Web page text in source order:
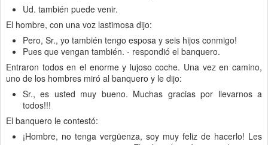
Ud. también puede venir.
El hombre, con una voz lastimosa dijo:
Pero, Sr., yo también tengo esposa y seis hijos conmigo!
Pues que vengan también. - respondió el banquero.
Entraron todos en el enorme y lujoso coche. Una vez en camino,
uno de los hombres miró al banquero y le dijo:
Sr., es usted muy bueno. Muchas gracias por llevarnos a
todos!!!
El banquero le contestó:
¡Hombre, no tenga vergüenza, soy muy feliz de hacerlo! Les